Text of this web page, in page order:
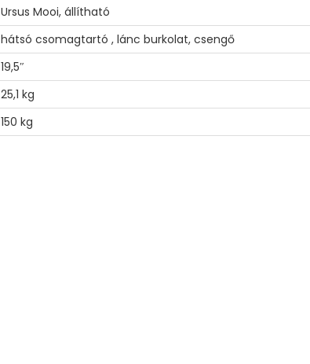
Ursus Mooi, állítható
hátsó csomagtartó , lánc burkolat, csengő
19,5″
25,1 kg
150 kg